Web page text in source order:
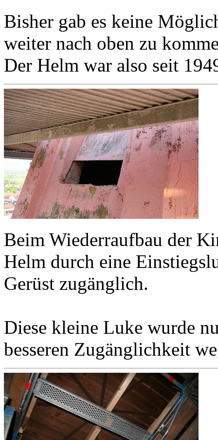
Bisher gab es keine
weiter nach oben zu
Der Helm war also seit
Beim Wiederraufbau der
Helm durch eine
Gerüst zugänglich.
Diese kleine Luke wurde
besseren Zugänglichkeit